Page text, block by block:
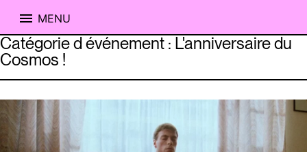
Skip
to
content
MENU
Catégorie d événement : L'anniversaire du
Cosmos !